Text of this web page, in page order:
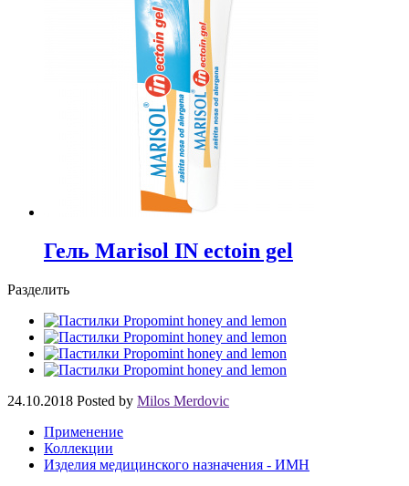
Гель Marisol IN ectoin gel
Разделить
24.10.2018 Posted by Milos Merdovic
Применение
Коллекции
Изделия медицинского назначения - ИМН